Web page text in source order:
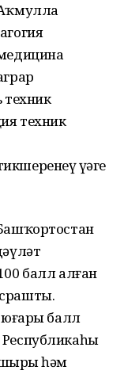
техник
техник
үҙәге
балл алған
юғары балл
һәм